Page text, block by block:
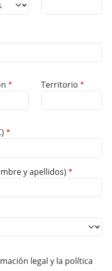
Territorio
y apellidos)
legal y la política